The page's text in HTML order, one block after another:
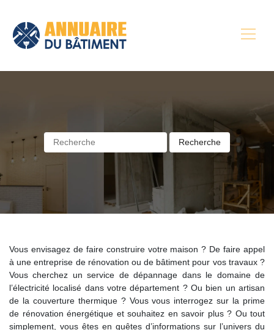
Vous envisagez de faire construire votre maison ? De faire appel
à une entreprise de rénovation ou de bâtiment pour vos travaux ?
Vous cherchez un service de dépannage dans le domaine de
l’électricité localisé dans votre département ? Ou bien un artisan
de la couverture thermique ? Vous vous interrogez sur la prime
de rénovation énergétique et souhaitez en savoir plus ? Ou tout
simplement, vous êtes en quêtes d’informations sur l’univers du